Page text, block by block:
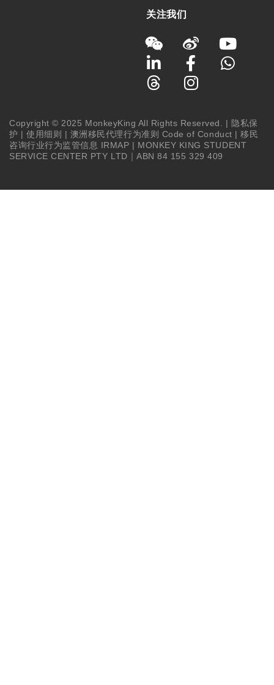
关注我们
Copyright © 2025 MonkeyKing All Rights Reserved. | 隐私保
护 |使用细则 | 澳洲移民代理行为准则 Code of Conduct |移民
咨询行业行为监管信息 IRMAP | MONKEY KING STUDENT
SERVICE CENTER PTY LTD｜ABN 84 155 329 409